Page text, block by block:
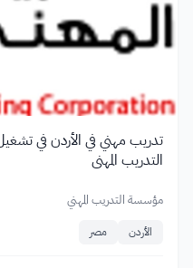
تدريب مهني في الأردن في
التدريب المهني
مؤسسة التدريب المهني
الأردن مصر